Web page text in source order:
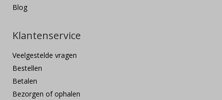
Blog
Klantenservice
Veelgestelde vragen
Bestellen
Betalen
Bezorgen of ophalen